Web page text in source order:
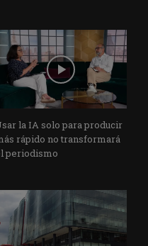
la IA solo para producir
rápido no transformará
periodismo